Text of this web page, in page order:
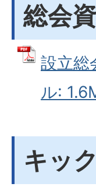
総会
設立総
ル:
キッ